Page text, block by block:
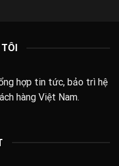
TÔI
hợp tin tức, bảo trì hệ
hàng Việt Nam.